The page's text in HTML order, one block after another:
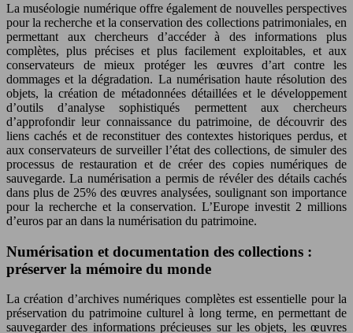
La muséologie numérique offre également de nouvelles perspectives
pour la recherche et la conservation des collections patrimoniales, en
permettant aux chercheurs d’accéder à des informations plus
complètes, plus précises et plus facilement exploitables, et aux
conservateurs de mieux protéger les œuvres d’art contre les
dommages et la dégradation. La numérisation haute résolution des
objets, la création de métadonnées détaillées et le développement
d’outils d’analyse sophistiqués permettent aux chercheurs
d’approfondir leur connaissance du patrimoine, de découvrir des
liens cachés et de reconstituer des contextes historiques perdus, et
aux conservateurs de surveiller l’état des collections, de simuler des
processus de restauration et de créer des copies numériques de
sauvegarde. La numérisation a permis de révéler des détails cachés
dans plus de 25% des œuvres analysées, soulignant son importance
pour la recherche et la conservation. L’Europe investit 2 millions
d’euros par an dans la numérisation du patrimoine.
Numérisation et documentation des collections :
préserver la mémoire du monde
La création d’archives numériques complètes est essentielle pour la
préservation du patrimoine culturel à long terme, en permettant de
sauvegarder des informations précieuses sur les objets, les œuvres